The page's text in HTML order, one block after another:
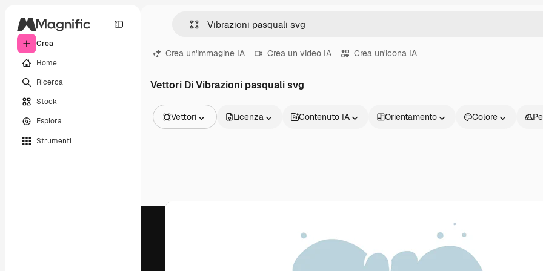
Crea
Home
Ricerca
Stock
Esplora
Strumenti
Crea un'immagine IA Crea un video IA Crea un'icona IA
Vettori Di Vibrazioni pasquali svg
Vettori
Video
Licenza Contenuto IA Orientamento Colore
Prodotti Inizia